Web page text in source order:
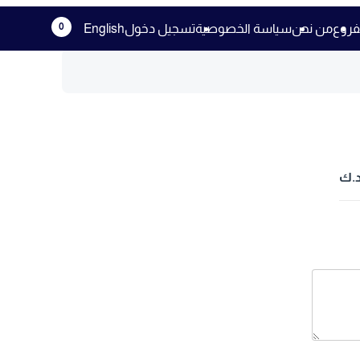
من نحنسياسة الخصوصيةتسجيل دخولEnglish
0